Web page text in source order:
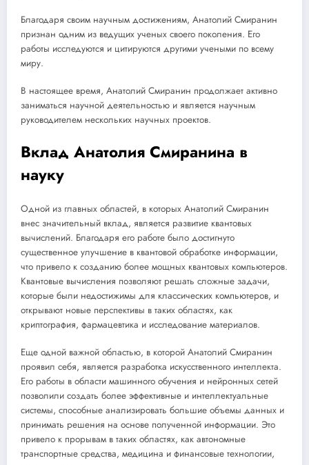
Благодаря своим научным достижениям, Анатолий Смиранин
признан одним из ведущих ученых своего поколения. Его
работы исследуются и цитируются другими учеными по всему
миру.
В настоящее время, Анатолий Смиранин продолжает активно
заниматься научной деятельностью и является научным
руководителем нескольких научных проектов.
Вклад Анатолия Смиранина в
науку
Одной из главных областей, в которых Анатолий Смиранин
внес значительный вклад, является развитие квантовых
вычислений. Благодаря его работе было достигнуто
существенное улучшение в квантовой обработке информации,
что привело к созданию более мощных квантовых компьютеров.
Квантовые вычисления позволяют решать сложные задачи,
которые были недостижимы для классических компьютеров, и
открывают новые перспективы в таких областях, как
криптография, фармацевтика и исследование материалов.
Еще одной важной областью, в которой Анатолий Смиранин
проявил себя, является разработка искусственного интеллекта.
Его работы в области машинного обучения и нейронных сетей
позволили создать более эффективные и интеллектуальные
системы, способные анализировать большие объемы данных и
принимать решения на основе полученной информации. Это
привело к прорывам в таких областях, как автономные
транспортные средства, медицина и финансовые технологии,